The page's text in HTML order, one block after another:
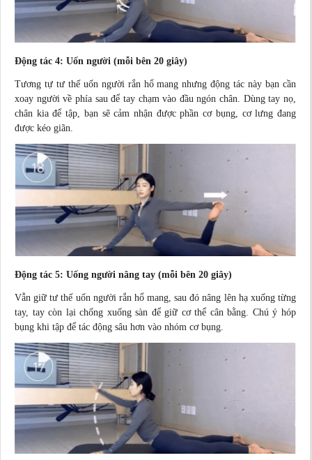
Động tác 4: Uốn người (mỗi bên 20 giây)
Tương tự tư thế uốn người rắn hổ mang nhưng động tác này bạn cần
xoay người về phía sau để tay chạm vào đầu ngón chân. Dùng tay nọ,
chân kia để tập, bạn sẽ cảm nhận được phần cơ bụng, cơ lưng đang
được kéo giãn.
Động tác 5: Uống người nâng tay (mỗi bên 20 giây)
Vẫn giữ tư thế uốn người rắn hổ mang, sau đó nâng lên hạ xuống từng
tay, tay còn lại chống xuống sàn để giữ cơ thể cân bằng. Chú ý hóp
bụng khi tập để tác động sâu hơn vào nhóm cơ bụng.